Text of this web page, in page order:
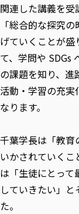
関連した講義を受
「総合的な探究
げていくことが盛
て、学問や SDGs
の課題を知り、進
活動・学習の充実
なります。
千葉学長は「教育
いかされていく
は「生徒にとって
していきたい」
た。